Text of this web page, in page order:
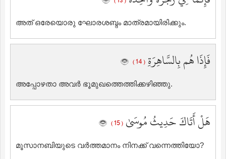
അത് ഒരേയൊരു ഘോരശബ്ദം മാത്രമായിരിക്കും.
فَإِذَا هُم بِالسَّاهِرَةِ ( 14 )
അപ്പോഴതാ അവര്‍ ഭൂമുഖത്തെത്തിക്കഴിഞ്ഞു.
هَلْ أَتَاكَ حَدِيثُ مُوسَىٰ ( 15 )
മൂസാനബിയുടെ വര്‍ത്തമാനം നിനക്ക് വന്നെത്തിയോ?